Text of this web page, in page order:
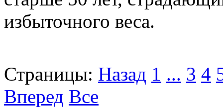
избыточного веса.
Страницы: Назад 1 ... 3 4
Вперед Все